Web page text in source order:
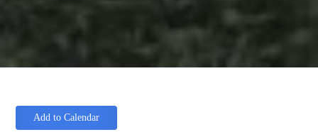
Add to Calendar